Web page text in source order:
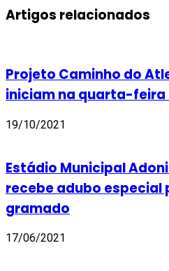
Artigos relacionados
Projeto Caminho do
iniciam na quarta-feira
19/10/2021
Estádio Municipal
recebe adubo especial
gramado
17/06/2021